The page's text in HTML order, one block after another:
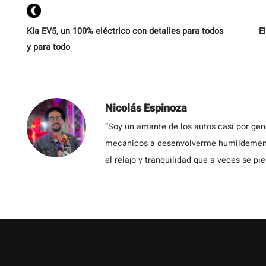
Kia EV5, un 100% eléctrico con detalles para todos
y para todo
Nicolás Espinoza
“Soy un amante de los autos casi por
mecánicos a desenvolverme
el relajo y tranquilidad que a veces se